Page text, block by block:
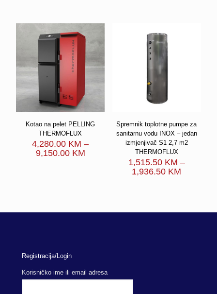
3,116.00 KM
Kotao na pelet PELLING
THERMOFLUX
4,280.00 KM –
9,150.00 KMPrice
4,280.00 KM
Spremnik toplotne pumpe za
sanitarnu vodu INOX – jedan
izmjenjivač S1 2,7 m2
THERMOFLUX
1,515.50 KM –
1,936.50 KM
Registracija/Login
Korisničko ime ili email adresa